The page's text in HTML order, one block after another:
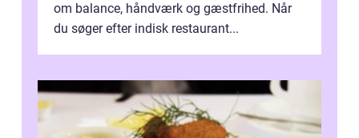
om balance, håndværk og gæstfrihed. Når
du søger efter indisk restaurant...